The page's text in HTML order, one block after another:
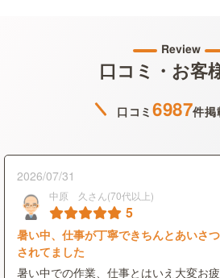
Review
口コミ・お客
口コミ6987件掲
2026/07/31
中原 久さん(70代以上)
5
暑い中、仕事が丁寧できちんとあいさつ
されてました
暑い中での作業、仕事とはいえ大変お疲